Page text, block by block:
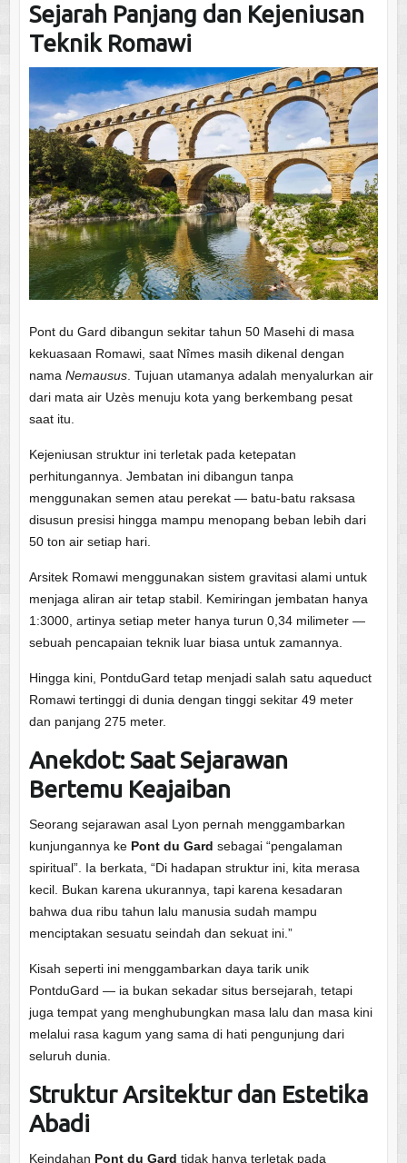
Sejarah Panjang dan Kejeniusan
Teknik Romawi
Pont du Gard dibangun sekitar tahun 50 Masehi di masa
kekuasaan Romawi, saat Nîmes masih dikenal dengan
nama Nemausus. Tujuan utamanya adalah menyalurkan air
dari mata air Uzès menuju kota yang berkembang pesat
saat itu.
Kejeniusan struktur ini terletak pada ketepatan
perhitungannya. Jembatan ini dibangun tanpa
menggunakan semen atau perekat — batu-batu raksasa
disusun presisi hingga mampu menopang beban lebih dari
50 ton air setiap hari.
Arsitek Romawi menggunakan sistem gravitasi alami untuk
menjaga aliran air tetap stabil. Kemiringan jembatan hanya
1:3000, artinya setiap meter hanya turun 0,34 milimeter —
sebuah pencapaian teknik luar biasa untuk zamannya.
Hingga kini, PontduGard tetap menjadi salah satu aqueduct
Romawi tertinggi di dunia dengan tinggi sekitar 49 meter
dan panjang 275 meter.
Anekdot: Saat Sejarawan
Bertemu Keajaiban
Seorang sejarawan asal Lyon pernah menggambarkan
kunjungannya ke Pont du Gard sebagai “pengalaman
spiritual”. Ia berkata, “Di hadapan struktur ini, kita merasa
kecil. Bukan karena ukurannya, tapi karena kesadaran
bahwa dua ribu tahun lalu manusia sudah mampu
menciptakan sesuatu seindah dan sekuat ini.”
Kisah seperti ini menggambarkan daya tarik unik
PontduGard — ia bukan sekadar situs bersejarah, tetapi
juga tempat yang menghubungkan masa lalu dan masa kini
melalui rasa kagum yang sama di hati pengunjung dari
seluruh dunia.
Struktur Arsitektur dan Estetika
Abadi
Keindahan Pont du Gard tidak hanya terletak pada